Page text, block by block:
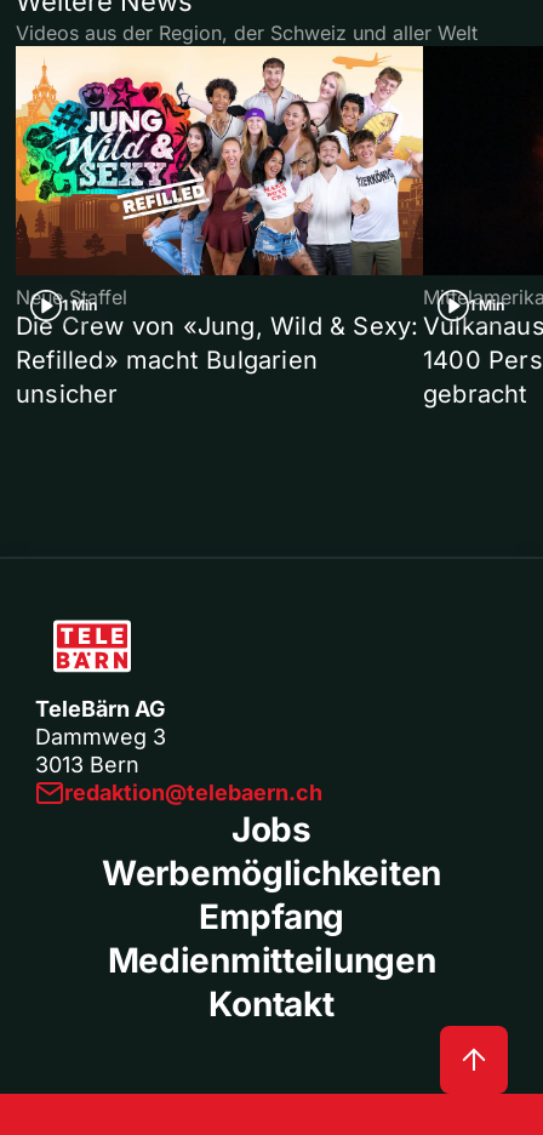
Videos aus der Region, der Schweiz und aller Welt
1 Min
Neue Staffel
Die Crew von «Jung, Wild & Sexy:
Refilled» macht Bulgarien
unsicher
1 Min
1400
gebracht
TeleBärn AG
Dammweg 3
3013 Bern
redaktion@telebaern.ch
Jobs
Werbemöglichkeiten
Empfang
Medienmitteilungen
Kontakt